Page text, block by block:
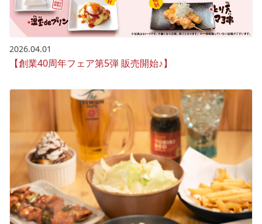
2026.04.01
【創業40周年フェア第5弾 販売開始♪】